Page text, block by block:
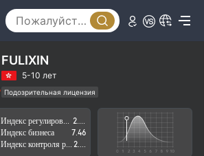
FULIXIN
5-10 лет
Подозрительная лицензия
Регион деятельности подозрителен
Высокие потенциальные риски
Индекс бизнеса
7.46